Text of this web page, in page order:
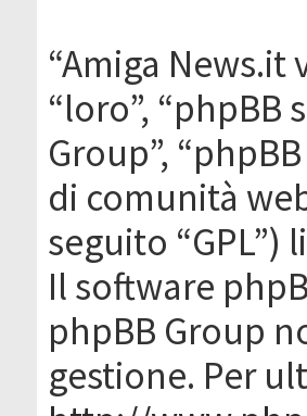
“Amiga
“loro”, “phpBB
Group”,
di comunità
seguito
Il software
phpBB Group
gestione. Per